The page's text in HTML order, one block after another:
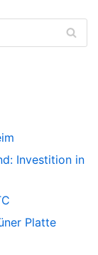
Investition in
Platte